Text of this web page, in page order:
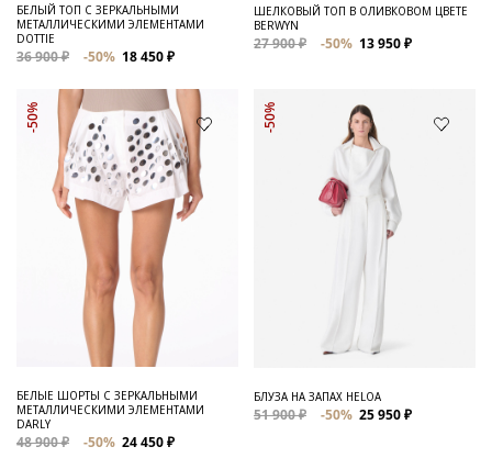
БЕЛЫЙ ТОП С ЗЕРКАЛЬНЫМИ
МЕТАЛЛИЧЕСКИМИ ЭЛЕМЕНТАМИ
DOTTIE
36 900 ₽ -50% 18 450 ₽
ШЕЛКОВЫЙ ТОП В ОЛИВКОВОМ ЦВЕТЕ
BERWYN
27 900 ₽ -50% 13 950 ₽
-50%
БЕЛЫЕ ШОРТЫ С ЗЕРКАЛЬНЫМИ
МЕТАЛЛИЧЕСКИМИ ЭЛЕМЕНТАМИ
DARLY
48 900 ₽ -50% 24 450 ₽
-50%
БЛУЗА НА ЗАПАХ HELOA
51 900 ₽ -50% 25 950 ₽